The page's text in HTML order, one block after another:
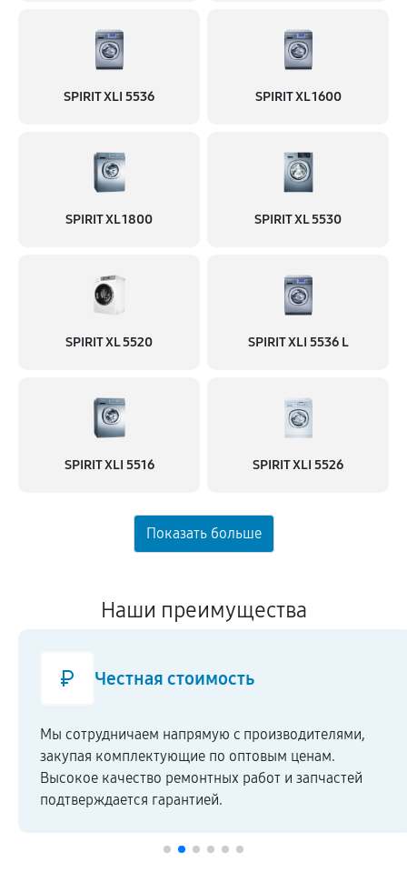
SPIRIT XLI 5536 SPIRIT XL 1600
SPIRIT XL 1800 SPIRIT XL 5530
SPIRIT XL 5520 SPIRIT XLI 5536 L
SPIRIT XLI 5516 SPIRIT XLI 5526
Наши преимущества
Честная стоимость
Мы сотрудничаем напрямую c производителями,
закупая комплектующие по оптовым ценам.
Высокое качество ремонтных работ и запчастей
подтверждается гарантией.